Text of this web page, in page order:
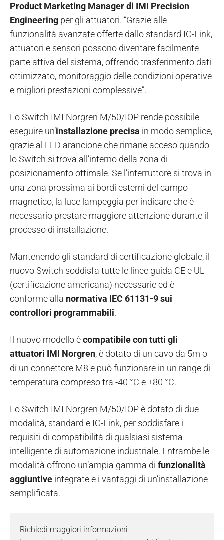
Product Marketing Manager di IMI Precision
Engineering per gli attuatori. “Grazie alle
funzionalità avanzate offerte dallo standard IO-Link,
attuatori e sensori possono diventare facilmente
parte attiva del sistema, offrendo trasferimento dati
ottimizzato, monitoraggio delle condizioni operative
e migliori prestazioni complessive”.
Lo Switch IMI Norgren M/50/IOP rende possibile
eseguire un’installazione precisa in modo semplice,
grazie al LED arancione che rimane acceso quando
lo Switch si trova all’interno della zona di
posizionamento ottimale. Se l’interruttore si trova in
una zona prossima ai bordi esterni del campo
magnetico, la luce lampeggia per indicare che è
necessario prestare maggiore attenzione durante il
processo di installazione.
Mantenendo gli standard di certificazione globale, il
nuovo Switch soddisfa tutte le linee guida CE e UL
(certificazione americana) necessarie ed è
conforme alla normativa IEC 61131-9 sui
controllori programmabili.
Il nuovo modello ècompatibile con tutti gli
attuatori IMI Norgren, è dotato di un cavo da 5m o
di un connettore M8 e può funzionare in un range di
temperatura compreso tra -40 °C e +80 °C.
Lo Switch IMI Norgren M/50/IOP è dotato di due
modalità, standard e IO-Link, per soddisfare i
requisiti di compatibilità di qualsiasi sistema
intelligente di automazione industriale. Entrambe le
modalità offrono un’ampia gamma di funzionalità
aggiuntive integrate e i vantaggi di un’installazione
semplificata.
Richiedi maggiori informazioni